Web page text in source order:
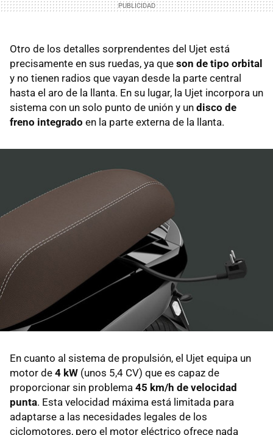
Otro de los detalles sorprendentes del Ujet está
precisamente en sus ruedas, ya que son de tipo orbital
y no tienen radios que vayan desde la parte central
hasta el aro de la llanta. En su lugar, la Ujet incorpora un
sistema con un solo punto de unión y un disco de
freno integrado en la parte externa de la llanta.
En cuanto al sistema de propulsión, el Ujet equipa un
motor de 4 kW (unos 5,4 CV) que es capaz de
proporcionar sin problema 45 km/h de velocidad
punta. Esta velocidad máxima está limitada para
adaptarse a las necesidades legales de los
ciclomotores, pero el motor eléctrico ofrece nada